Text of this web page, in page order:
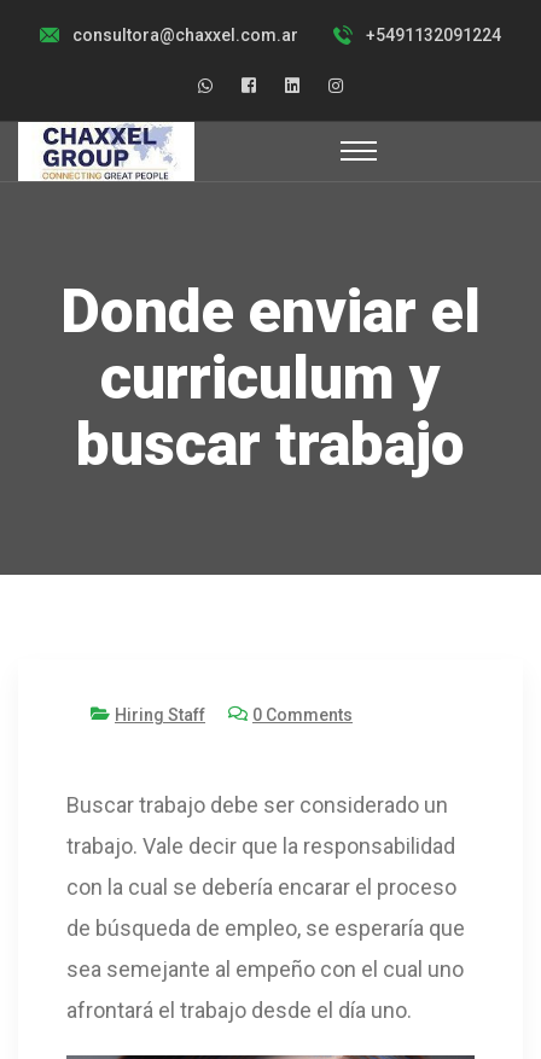
consultora@chaxxel.com.ar +5491132091224
Donde enviar el
curriculum y
buscar trabajo
Hiring Staff 0 Comments
Buscar trabajo debe ser considerado un
trabajo. Vale decir que la responsabilidad
con la cual se debería encarar el proceso
de búsqueda de empleo, se esperaría que
sea semejante al empeño con el cual uno
afrontará el trabajo desde el día uno.